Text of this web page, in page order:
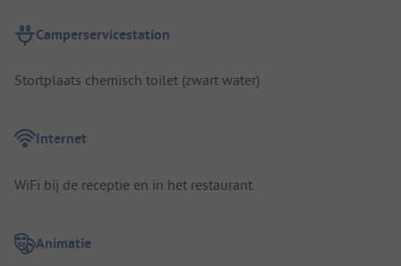
Camperservicestation
Stortplaats chemisch toilet (zwart water)
Internet
WiFi bij de receptie en in het restaurant
Animatie